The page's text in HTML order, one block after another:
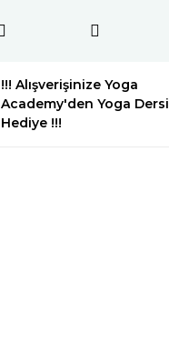
!!! Alışverişinize Yoga
Academy'den Yoga Dersi
Hediye !!!